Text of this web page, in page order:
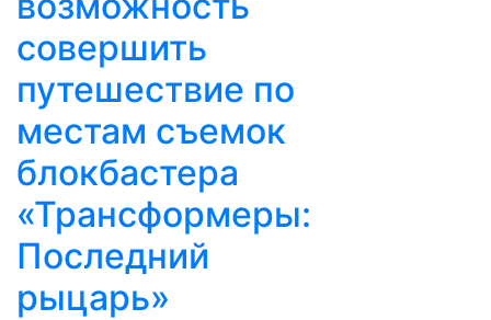
совершить
путешествие по
местам съемок
блокбастера
«Трансформеры:
Последний
рыцарь»